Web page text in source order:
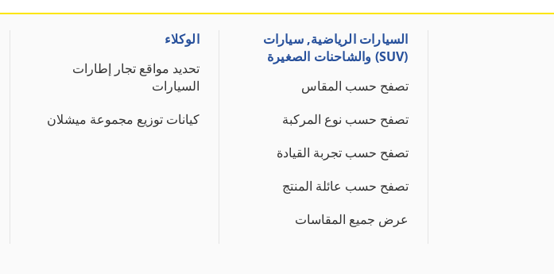
السيارات الرياضية, سيارات
(SUV) والشاحنات الصغيرة
تصفح حسب المقاس
تصفح حسب نوع المركبة
تصفح حسب تجربة القيادة
تصفح حسب عائلة المنتج
عرض جميع المقاسات
الوكلاء
تحديد مواقع تجار إطارات
السيارات
كيانات توزيع مجموعة ميشلان